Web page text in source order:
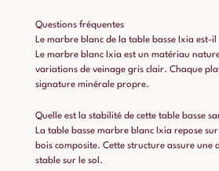
Questions fréquentes
Le marbre blanc de la table basse Ixia est-
Le marbre blanc Ixia est un matériau
variations de veinage gris clair. Chaque
signature minérale propre.
Quelle est la stabilité de cette table basse
La table basse marbre blanc Ixia repose
bois composite. Cette structure assure une
stable sur le sol.